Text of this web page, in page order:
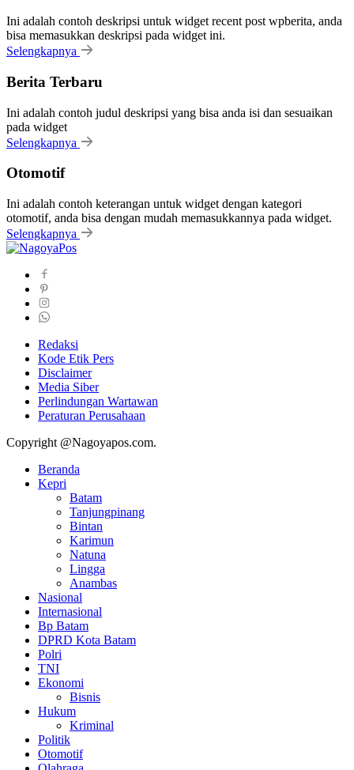
Ini adalah contoh deskripsi untuk widget recent post wpberita, anda
bisa memasukkan deskripsi pada widget ini.
Selengkapnya
Berita Terbaru
Ini adalah contoh judul deskripsi yang bisa anda isi dan sesuaikan
pada widget
Selengkapnya
Otomotif
Ini adalah contoh keterangan untuk widget dengan kategori
otomotif, anda bisa dengan mudah memasukkannya pada widget.
Selengkapnya
Redaksi
Kode Etik Pers
Disclaimer
Media Siber
Perlindungan Wartawan
Peraturan Perusahaan
Copyright @Nagoyapos.com.
Beranda
Kepri
Batam
Tanjungpinang
Bintan
Karimun
Natuna
Lingga
Anambas
Nasional
Internasional
Bp Batam
DPRD Kota Batam
Polri
TNI
Ekonomi
Bisnis
Hukum
Kriminal
Politik
Otomotif